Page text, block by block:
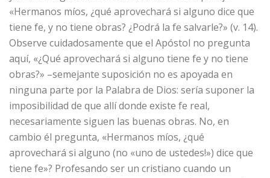
«Hermanos míos, ¿qué aprovechará si alguno dice que
tiene fe, y no tiene obras? ¿Podrá la fe salvarle?» (v. 14).
Observe cuidadosamente que el Apóstol no pregunta
aquí, «¿Qué aprovechará si alguno tiene fe y no tiene
obras?» –semejante suposición no es apoyada en
ninguna parte por la Palabra de Dios: sería suponer la
imposibilidad de que allí donde existe fe real,
necesariamente siguen las buenas obras. No, en
cambio él pregunta, «Hermanos míos, ¿qué
aprovechará si alguno (no «uno de ustedes!») dice que
tiene fe»? Profesando ser un cristiano cuando un